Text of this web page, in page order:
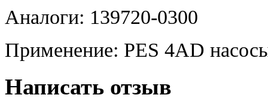
Аналоги: 139720-0300
Применение: PES 4AD
Написать отзыв